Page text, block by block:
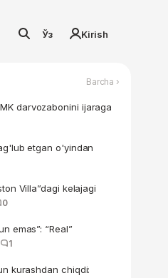
Ўз Kirish
Barcha ›
darvozabonini ijaraga
etgan o'yindan
Villa”dagi kelajagi
0
emas”: “Real”
1
kurashdan chiqdi: